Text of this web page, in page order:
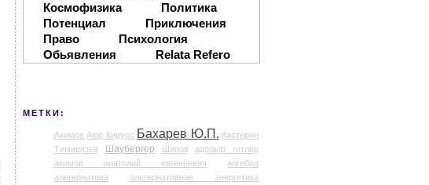
Космофизика
Политика
Потенциал
Приключения
Право
Психология
Обьявления
Relata Refero
МЕТКИ:
Акимов Аюр Кирусс Бахарев Ю.П. Кастерин
Тимирязев
Шаубергер Шипов
адольф гитлер
акимов анатолий евгеньевич
алгебра
альтернатива
альтернативная энергетика